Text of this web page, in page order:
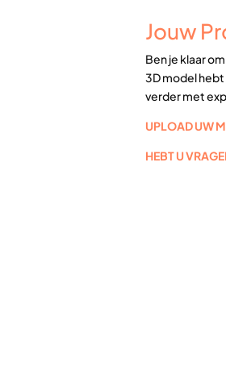
Jouw
Ben je klaar
3D model
verder met
UPLOAD UW
HEBT U